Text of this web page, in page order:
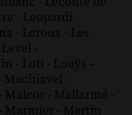
- Leopardi -
- Leroux - Les
Level -
- Loti - Louÿs -
Machiavel -
- Malcor - Mallarmé -
- Marmier - Martin